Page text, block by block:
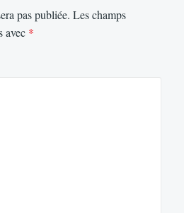
pas publiée. Les champs
avec *